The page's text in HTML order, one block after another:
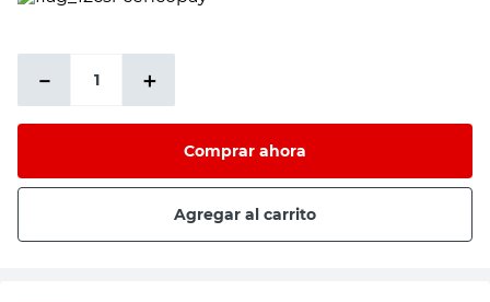
＋
－
Comprar ahora
Agregar al carrito